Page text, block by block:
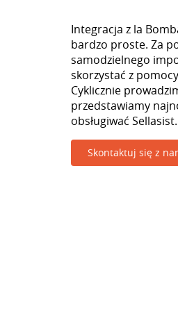
Integracja z la
bardzo proste. Za
samodzielnego
skorzystać z
Cyklicznie
przedstawiamy
obsługiwać Sellasist.
Skontaktuj się z